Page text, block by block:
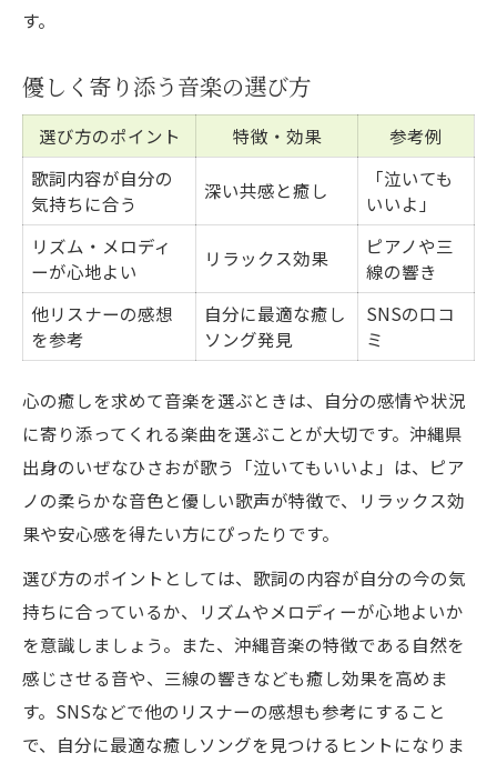
す。
優しく寄り添う音楽の選び方
選び方のポイント 特徴・効果
参考例
歌詞内容が自分の
気持ちに合う
深い共感と癒し
「泣いても
いいよ」
リズム・メロディ
ーが心地よい
リラックス効果
ピアノや三
線の響き
他リスナーの感想
を参考
自分に最適な癒し
ソング発見
SNSの口コ
ミ
心の癒しを求めて音楽を選ぶときは、自分の感情や状況
に寄り添ってくれる楽曲を選ぶことが大切です。沖縄県
出身のいぜなひさおが歌う「泣いてもいいよ」は、ピア
ノの柔らかな音色と優しい歌声が特徴で、リラックス効
果や安心感を得たい方にぴったりです。
選び方のポイントとしては、歌詞の内容が自分の今の気
持ちに合っているか、リズムやメロディーが心地よいか
を意識しましょう。また、沖縄音楽の特徴である自然を
感じさせる音や、三線の響きなども癒し効果を高めま
す。SNSなどで他のリスナーの感想も参考にすること
で、自分に最適な癒しソングを見つけるヒントになりま